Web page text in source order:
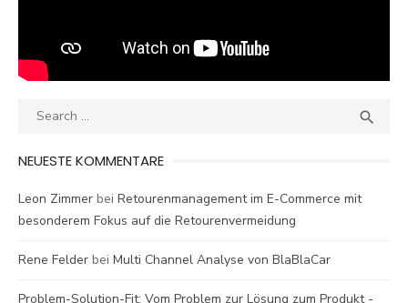
Search

NEUESTE KOMMENTARE
Leon Zimmer bei Retourenmanagement im E-Commerce mit
besonderem Fokus auf die Retourenvermeidung
Rene Felder bei Multi Channel Analyse von BlaBlaCar
Problem-Solution-Fit: Vom Problem zur Lösung zum Produkt -